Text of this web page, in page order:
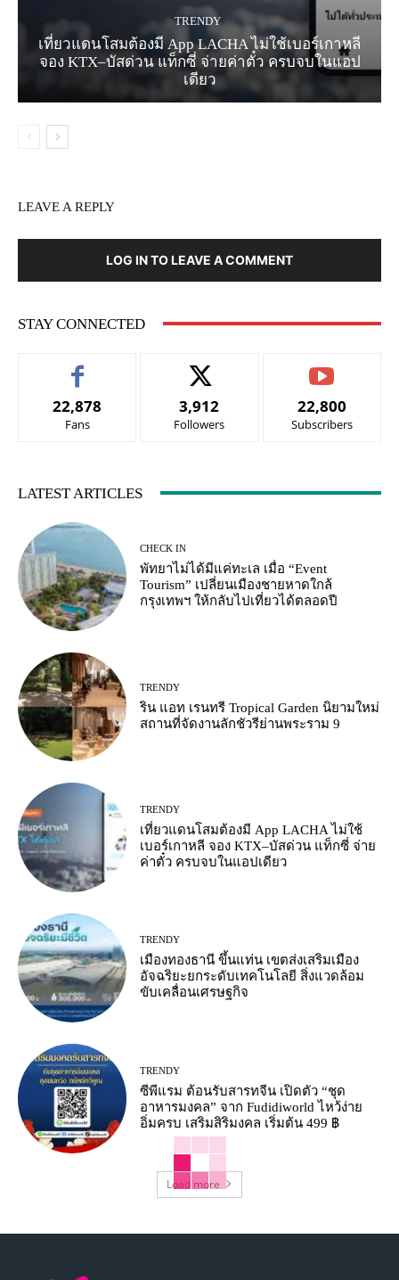
TRENDY
เที่ยวแดนโสมต้องมี App LACHA ไม่ใช้เบอร์เกาหลี
จอง KTX–บัสด่วน แท็กซี่ จ่ายค่าตั๋ว ครบจบในแอป
เดียว
LEAVE A REPLY
LOG IN TO LEAVE A COMMENT
STAY CONNECTED
22,878
Fans
3,912
Followers
22,800
Subscribers
LATEST ARTICLES
CHECK IN
พัทยาไม่ได้มีแค่ทะเล เมื่อ “Event
Tourism” เปลี่ยนเมืองชายหาดใกล้
กรุงเทพฯ ให้กลับไปเที่ยวได้ตลอดปี
TRENDY
ริน แอท เรนทรี Tropical Garden นิยามใหม่
สถานที่จัดงานลักชัวรีย่านพระราม 9
TRENDY
เที่ยวแดนโสมต้องมี App LACHA ไม่ใช้
เบอร์เกาหลี จอง KTX–บัสด่วน แท็กซี่ จ่าย
ค่าตั๋ว ครบจบในแอปเดียว
TRENDY
เมืองทองธานี ขึ้นแท่น เขตส่งเสริมเมือง
อัจฉริยะยกระดับเทคโนโลยี สิ่งแวดล้อม
ขับเคลื่อนเศรษฐกิจ
TRENDY
ซีพีแรม ต้อนรับสารทจีน เปิดตัว “ชุด
อาหารมงคล” จาก Fudidiworld ไหว้ง่าย
อิ่มครบ เสริมสิริมงคล เริ่มต้น 499 ฿
Load more